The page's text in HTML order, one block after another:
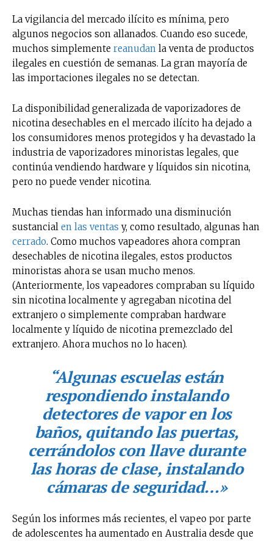
La vigilancia del mercado ilícito es mínima, pero
algunos negocios son allanados. Cuando eso sucede,
muchos simplemente reanudan la venta de productos
ilegales en cuestión de semanas. La gran mayoría de
las importaciones ilegales no se detectan.
La disponibilidad generalizada de vaporizadores de
nicotina desechables en el mercado ilícito ha dejado a
los consumidores menos protegidos y ha devastado la
industria de vaporizadores minoristas legales, que
continúa vendiendo hardware y líquidos sin nicotina,
pero no puede vender nicotina.
Muchas tiendas han informado una disminución
sustancial en las ventas y, como resultado, algunas han
cerrado. Como muchos vapeadores ahora compran
desechables de nicotina ilegales, estos productos
minoristas ahora se usan mucho menos.
(Anteriormente, los vapeadores compraban su líquido
sin nicotina localmente y agregaban nicotina del
extranjero o simplemente compraban hardware
localmente y líquido de nicotina premezclado del
extranjero. Ahora muchos no lo hacen).
“Algunas escuelas están
respondiendo instalando
detectores de vapor en los
baños, quitando las puertas,
cerrándolos con llave durante
las horas de clase, instalando
cámaras de seguridad…»
Según los informes más recientes, el vapeo por parte
de adolescentes ha aumentado en Australia desde que